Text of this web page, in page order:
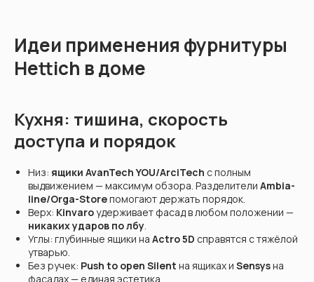
Идеи применения фурнитуры
Hettich в доме
Кухня: тишина, скорость
доступа и порядок
Низ: ящики AvanTech YOU/ArciTech с полным
выдвижением — максимум обзора. Разделители Ambia-
line/Orga-Storeпомогают держать порядок.
Верх: Kinvaroудерживает фасад в любом положении —
никаких ударов по лбу.
Углы: глубинные ящики на Actro 5D справятся с тяжёлой
утварью.
Без ручек: Push to open Silent на ящиках и Sensysна
фасадах — единая эстетика.